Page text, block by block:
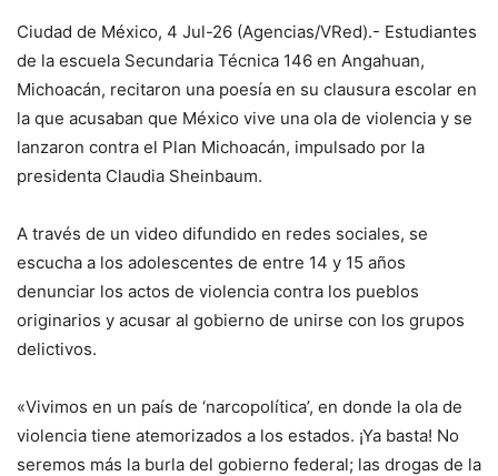
Ciudad de México, 4 Jul-26 (Agencias/VRed).- Estudiantes
de la escuela Secundaria Técnica 146 en Angahuan,
Michoacán, recitaron una poesía en su clausura escolar en
la que acusaban que México vive una ola de violencia y se
lanzaron contra el Plan Michoacán, impulsado por la
presidenta Claudia Sheinbaum.
A través de un video difundido en redes sociales, se
escucha a los adolescentes de entre 14 y 15 años
denunciar los actos de violencia contra los pueblos
originarios y acusar al gobierno de unirse con los grupos
delictivos.
«Vivimos en un país de ‘narcopolítica’, en donde la ola de
violencia tiene atemorizados a los estados. ¡Ya basta! No
seremos más la burla del gobierno federal; las drogas de la